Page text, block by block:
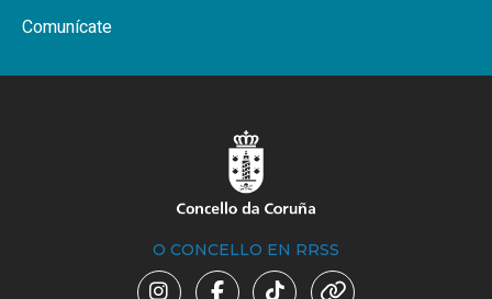
Comunícate
O CONCELLO EN RRSS